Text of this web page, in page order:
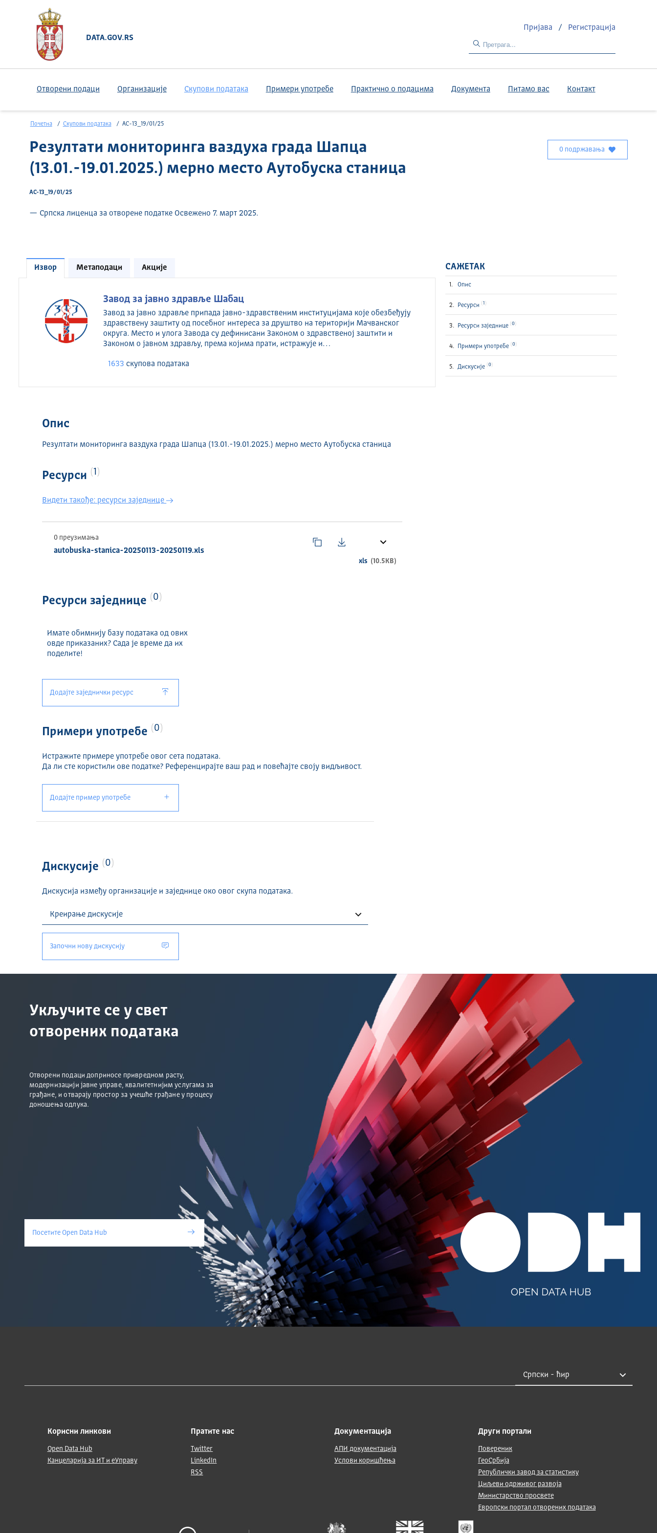
DATA.GOV.RS
Пријава / Регистрација
Отворени подаци Организације Скупови података Примери употребе Практично о подацима Документа Питамо вас Контакт
Почетна Скупови података АС-13_19/01/25
Резултати мониторинга ваздуха града Шапца
(13.01.-19.01.2025.) мерно место Аутобуска станица
АС-13_19/01/25
— Српска лиценца за отворене податке Освежено 7. март 2025.
0 подржавања
Извор Метаподаци Акције
Завод за јавно здравље Шабац
Завод за јавно здравље припада јавно-здравственим институцијама које обезбеђују
здравствену заштиту од посебног интереса за друштво на територији Мачванског
округа. Место и улога Завода су дефинисани Законом о здравственој заштити и
Законом о јавном здрављу, према којима прати, истражује и…
1633 скуповa података
Опис
Резултати мониторинга ваздуха града Шапца (13.01.-19.01.2025.) мерно место Аутобуска станица
Ресурси 1
Видети такође: ресурси заједнице
0 преузимања
autobuska-stanica-20250113-20250119.xls
xls (10.5KB)
Ресурси заједнице 0
Имате обимнију базу података од ових
овде приказаних? Сада је време да их
поделите!
Додајте заједнички ресурс
Примери употребе 0
Истражите примере употребе овог сета података.
Да ли сте користили ове податке? Референцирајте ваш рад и повећајте своју видљивост.
Додајте пример употребе
Дискусије 0
Дискусија између организације и заједнице око овог скупа података.
Започни нову дискусију
САЖЕТАК
Опис
Ресурси 1
Ресурси заједнице 0
Примери употребе 0
Дискусије 0
Укључите се у свет
отворених података
Отворени подаци доприносе привредном расту,
модернизацији јавне управе, квалитетнијим услугама за
грађане, и отварају простор за учешће грађане у процесу
доношења одлука.
Посетите Open Data Hub
Корисни линкови
Open Data Hub
Канцеларија за ИТ и еУправу
Пратите нас
Twitter
LinkedIn
RSS
Документација
АПИ документација
Услови коришћења
Други портали
Повереник
ГеоСрбија
Републички завод за статистику
Циљеви одрживог развоја
Министарство просвете
Европски портал отворених података